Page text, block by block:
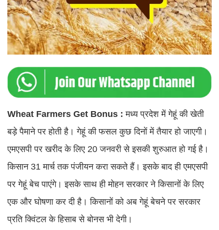
Wheat Farmers Get Bonus : मध्य प्रदेश में गेहूं की खेती
बड़े पैमाने पर होती है। गेहूं की फसल कुछ दिनों में तैयार हो जाएगी।
एमएसपी पर खरीद के लिए 20 जनवरी से इसकी शुरुआत हो गई है।
किसान 31 मार्च तक पंजीयन करा सकते हैं। इसके बाद ही एमएसपी
पर गेहूं बेच पाएंगे। इसके साथ ही मोहन सरकार ने किसानों के लिए
एक और घोषणा कर दी है। किसानों को अब गेहूं बेचने पर सरकार
प्रति क्विंटल के हिसाब से बोनस भी देगी।